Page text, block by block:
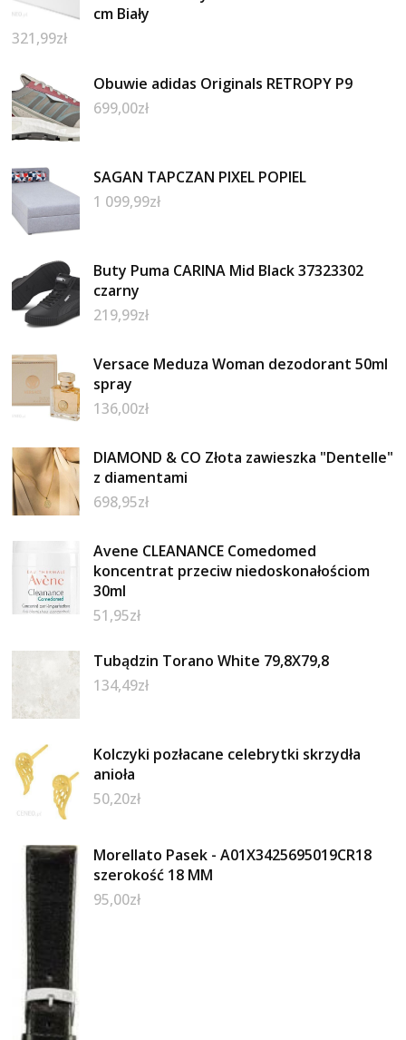
cm Biały
321,99zł
Obuwie adidas Originals RETROPY P9
699,00zł
SAGAN TAPCZAN PIXEL POPIEL
1 099,99zł
Buty Puma CARINA Mid Black 37323302
czarny
219,99zł
Versace Meduza Woman dezodorant 50ml
spray
136,00zł
DIAMOND & CO Złota zawieszka "Dentelle"
z diamentami
698,95zł
Avene CLEANANCE Comedomed
koncentrat przeciw niedoskonałościom
30ml
51,95zł
Tubądzin Torano White 79,8X79,8
134,49zł
Kolczyki pozłacane celebrytki skrzydła
anioła
50,20zł
Morellato Pasek - A01X3425695019CR18
szerokość 18 MM
95,00zł